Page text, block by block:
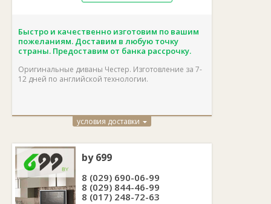
Быстро и качественно изготовим по вашим
пожеланиям. Доставим в любую точку
страны. Предоставим от банка рассрочку.
Оригинальные диваны Честер. Изготовление за 7-
12 дней по английской технологии.
условия доставки
by 699
8 (029) 690-06-99
8 (029) 844-46-99
8 (017) 248-72-63